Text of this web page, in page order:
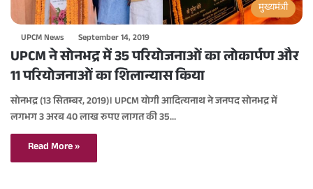
मुख्यमंत्री
UPCM News September 14, 2019
UPCM ने सोनभद्र में 35 परियोजनाओं का लोकार्पण और
11 परियोजनाओं का शिलान्यास किया
सोनभद्र (13 सितम्बर, 2019)। UPCM योगी आदित्यनाथ ने जनपद सोनभद्र में
लगभग 3 अरब 40 लाख रुपए लागत की 35…
Read More »